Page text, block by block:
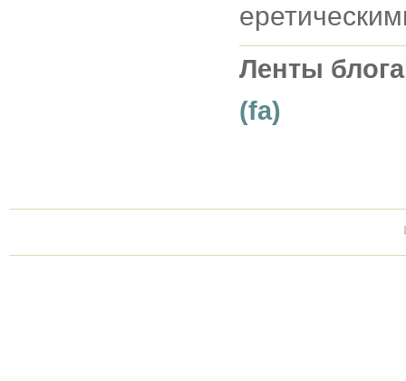
Ленты
(fa)